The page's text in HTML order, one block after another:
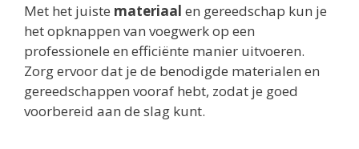
Met het juiste materiaal en gereedschap kun je
het opknappen van voegwerk op een
professionele en efficiënte manier uitvoeren.
Zorg ervoor dat je de benodigde materialen en
gereedschappen vooraf hebt, zodat je goed
voorbereid aan de slag kunt.